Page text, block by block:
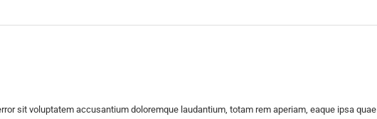
sit voluptatem accusantium doloremque laudantium, totam rem aperiam, eaque ipsa quae